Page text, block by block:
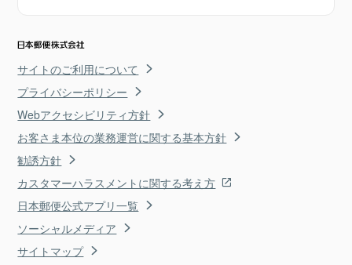
サイトのご利用について
プライバシーポリシー
Webアクセシビリティ方針
お客さま本位の業務運営に関する基本方針
勧誘方針
カスタマーハラスメントに関する考え方
日本郵便公式アプリ一覧
ソーシャルメディア
サイトマップ